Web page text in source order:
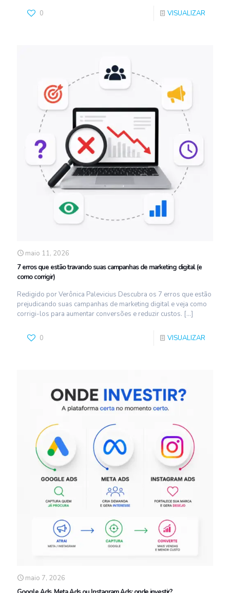
0 VISUALIZAR
maio 11, 2026
7 erros que estão travando suas campanhas de marketing digital (e
como corrigir)
Redigido por Verônica Palevicius Descubra os 7 erros que estão
prejudicando suas campanhas de marketing digital e veja como
corrigi-los para aumentar conversões e reduzir custos. […]
0 VISUALIZAR
maio 7, 2026